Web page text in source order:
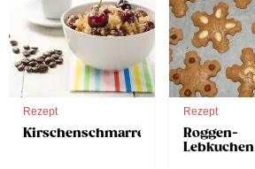
Rezept
Kirschenschmarren
Rezept
Roggen-
Lebkuchen